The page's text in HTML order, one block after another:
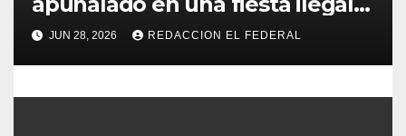
n
con más de 500 asistentes en
Chilecito
JUN 28, 2026 REDACCION EL FEDERAL